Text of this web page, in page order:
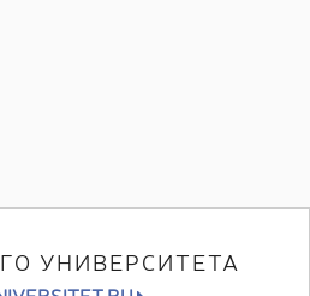
УНИВЕРСИТЕТА